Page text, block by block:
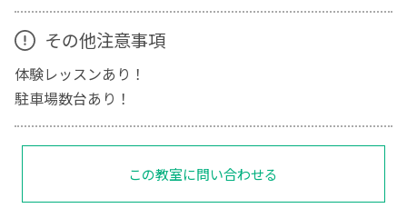
その他注意事項
体験レッスンあり！
駐車場数台あり！
この教室に問い合わせる